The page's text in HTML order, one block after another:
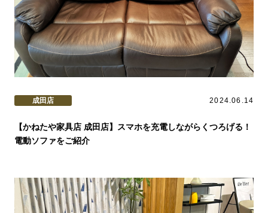
成田店 2024.06.14
【かねたや家具店 成田店】スマホを充電しながらくつろげる！
電動ソファをご紹介